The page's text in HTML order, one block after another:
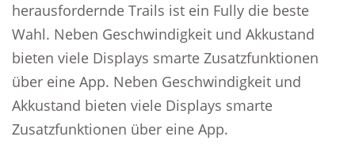
herausfordernde Trails ist ein Fully die beste
Wahl. Neben Geschwindigkeit und Akkustand
bieten viele Displays smarte Zusatzfunktionen
über eine App. Neben Geschwindigkeit und
Akkustand bieten viele Displays smarte
Zusatzfunktionen über eine App.